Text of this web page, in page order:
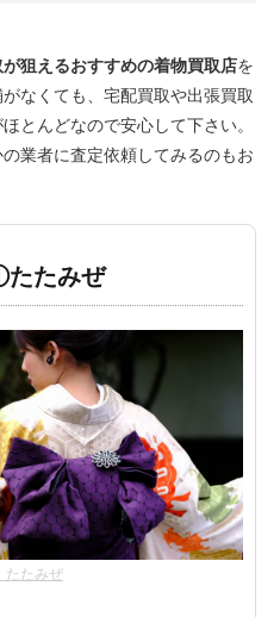
狙えるおすすめの着物買取店を
なくても、宅配買取や出張買取
とんどなので安心して下さい。
業者に査定依頼してみるのもお
たみぜ
たたみぜ